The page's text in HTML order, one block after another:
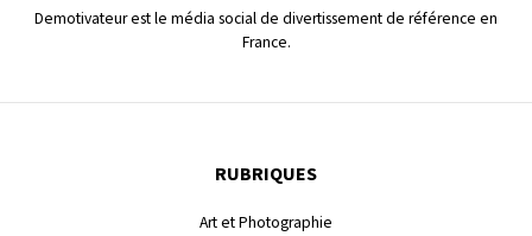
Demotivateur est le média social de divertissement de référence en
France.
RUBRIQUES
Art et Photographie